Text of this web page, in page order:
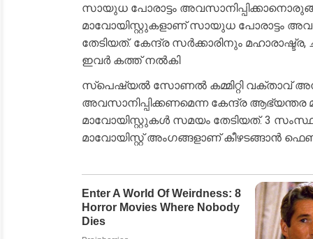
സായുധ പോരാട്ടം
മാവോയിസ്റ്റുകളാണ് സായുധ പോരാട്ടം
തേടിയത്. കേന്ദ്ര സർക്കാരിനും
ഇവർ കത്ത് നൽകി
സ്‌പെഷ്യൽ സോണൽ കമ്മിറ്റി വക്താവ്
അവസാനിപ്പിക്കണമെന്ന കേന്ദ്ര ആഭ്യന്തര
മാവോയിസ്റ്റുകൾ സമയം തേടിയത്. 3
മാവോയിസ്റ്റ് അംഗങ്ങളാണ് കീഴടങ്ങാൻ